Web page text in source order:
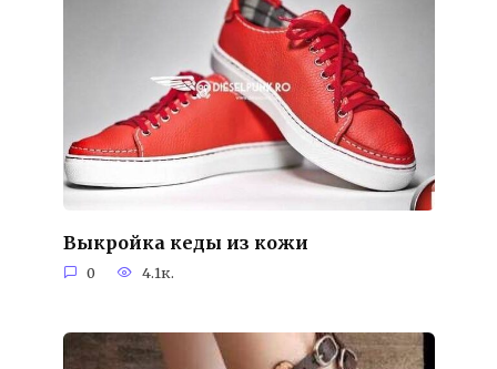
Выкройка кеды из кожи
0 4.1к.